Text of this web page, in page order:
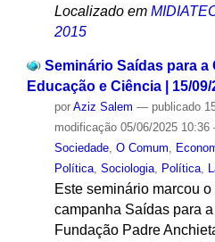
Localizado em
2015
Seminário Saídas para a
Educação e Ciência | 15/09/
por Aziz Salem — publicado
modificação05/06/2025 10:36
Sociedade, O Comum,
Política, Sociologia, Política,
Este seminário marcou
campanha Saídas para
Fundação Padre